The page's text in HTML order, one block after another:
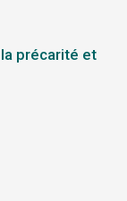
précarité et